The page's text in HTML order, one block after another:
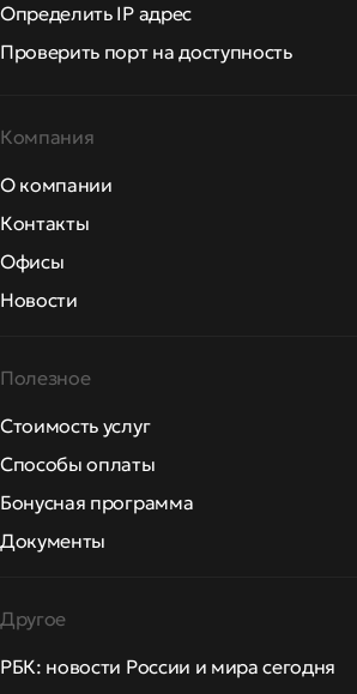
Определить IP адрес
Проверить порт на доступность
Компания
О компании
Контакты
Офисы
Новости
Полезное
Стоимость услуг
Способы оплаты
Бонусная программа
Документы
Другое
РБК: новости России и мира сегодня